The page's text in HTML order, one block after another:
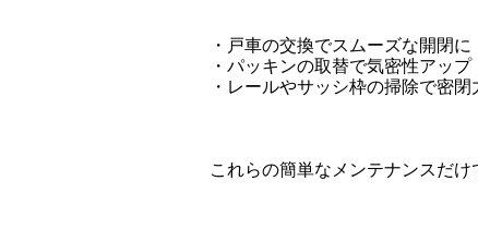
・戸車の交換でスムーズな開閉に
・パッキンの取替で気密性アップ
・レールやサッシ枠の掃除で密
これらの簡単なメンテナンスだ